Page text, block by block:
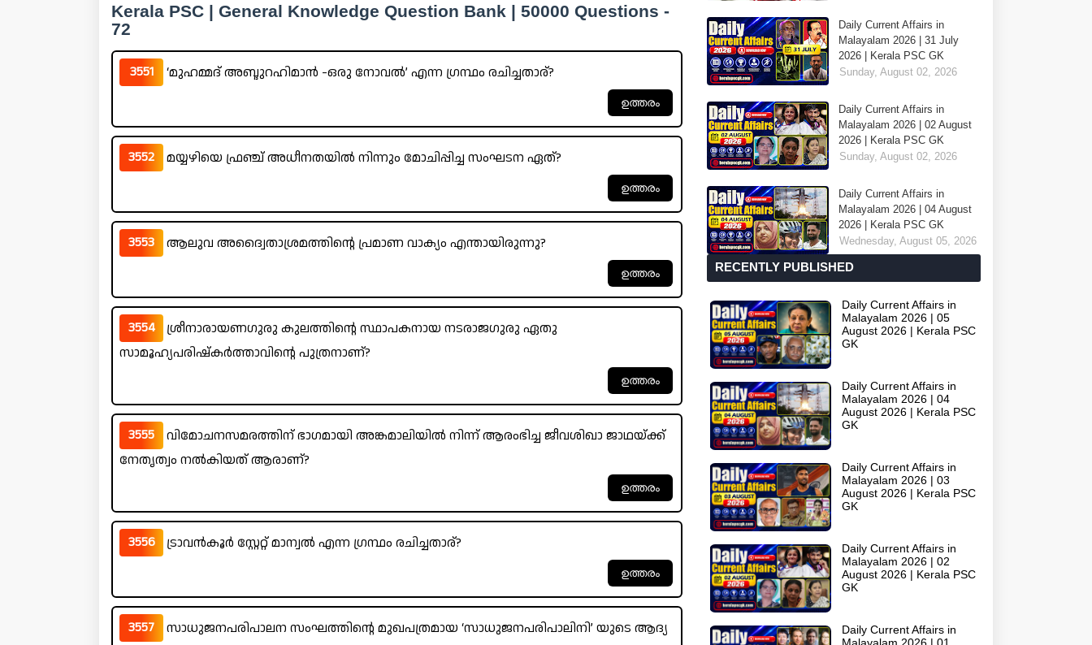
Kerala PSC | General Knowledge Question Bank | 50000 Questions -
72
3551 ‘മുഹമ്മദ് അബ്ദുറഹിമാൻ -ഒരു നോവൽ’ എന്ന ഗ്രന്ഥം രചിച്ചതാര്?
3552 മയ്യഴിയെ ഫ്രഞ്ച് അധീനതയിൽ നിന്നും മോചിപ്പിച്ച സംഘടന ഏത്?
3553 ആലുവ അദ്വൈതാശ്രമത്തിന്റെ പ്രമാണ വാക്യം എന്തായിരുന്നു?
3554
ശ്രീനാരായണഗുരു കുലത്തിന്റെ സ്ഥാപകനായ നടരാജഗുരു ഏതു
സാമൂഹ്യപരിഷ്കർത്താവിന്റെ പുത്രനാണ്?
3555
വിമോചനസമരത്തിന് ഭാഗമായി അങ്കമാലിയിൽ നിന്ന് ആരംഭിച്ച ജീവശിഖാ ജാഥയ്ക്ക്
നേതൃത്വം നൽകിയത് ആരാണ്?
3556 ട്രാവൻകൂർ സ്റ്റേറ്റ് മാന്വൽ എന്ന ഗ്രന്ഥം രചിച്ചതാര്?
3557
സാധുജനപരിപാലന സംഘത്തിന്റെ മുഖപത്രമായ ‘സാധുജനപരിപാലിനി’ യുടെ ആദ്യ
Daily Current Affairs in
Malayalam 2026 | 31 July
2026 | Kerala PSC GK
Sunday, August 02, 2026
Daily Current Affairs in
Malayalam 2026 | 02 August
2026 | Kerala PSC GK
Sunday, August 02, 2026
Daily Current Affairs in
Malayalam 2026 | 04 August
2026 | Kerala PSC GK
Wednesday, August 05, 2026
RECENTLY PUBLISHED
Daily Current Affairs in
Malayalam 2026 | 05
August 2026 | Kerala PSC
GK
Daily Current Affairs in
Malayalam 2026 | 04
August 2026 | Kerala PSC
GK
Daily Current Affairs in
Malayalam 2026 | 03
August 2026 | Kerala PSC
GK
Daily Current Affairs in
Malayalam 2026 | 02
August 2026 | Kerala PSC
GK
Daily Current Affairs in